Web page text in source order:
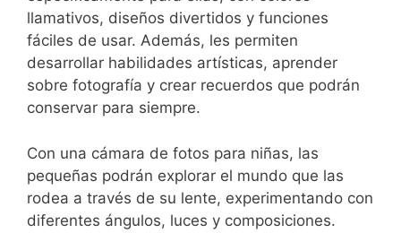
llamativos, diseños divertidos ⁤y funciones
fáciles de usar. ⁤Además, les permiten
‍desarrollar habilidades artísticas, aprender
sobre fotografía y crear recuerdos‌ que podrán
‌conservar para siempre.
Con una cámara de fotos para niñas, las
pequeñas⁤ podrán explorar el mundo que las
rodea a⁣ través ‍de‍ su lente, experimentando con
diferentes ángulos, luces y composiciones.